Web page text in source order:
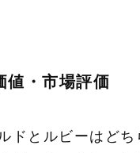
・市場評価
ドとルビーはどち